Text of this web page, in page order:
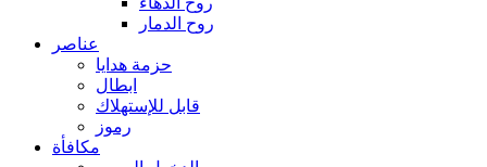
روح الدمار
عناصر
حزمة هدايا
ابطال
قابل للإستهلاك
رموز
مكافأة